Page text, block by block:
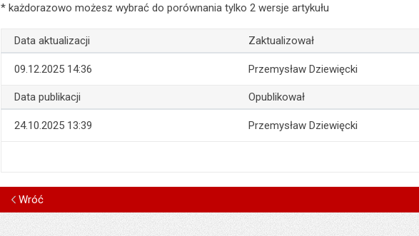
Rejestr zmian treści artykułu: stanowisko ds. organizacyjnych w ramach Zintegrowanych
* każdorazowo możesz wybrać do porównania tylko 2 wersje artykułu
Data aktualizacji Zaktualizował
09.12.2025 14:36 Przemysław Dziewięcki
Data publikacji Opublikował
24.10.2025 13:39
Przemysław Dziewięcki
Wróć